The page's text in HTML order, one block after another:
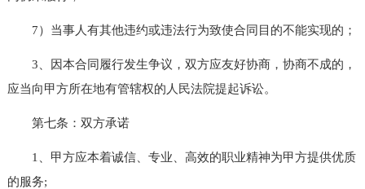
7）当事人有其他违约或违法行为致使合同目的不能实现的；
3、因本合同履行发生争议，双方应友好协商，协商不成的，
应当向甲方所在地有管辖权的人民法院提起诉讼。
第七条：双方承诺
1、甲方应本着诚信、专业、高效的职业精神为甲方提供优质
的服务;